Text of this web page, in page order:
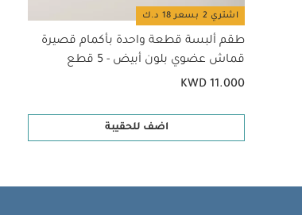
اشتري 2 بسعر 18 د.ك
طقم ألبسة قطعة واحدة بأكمام قصيرة
قماش عضوي بلون أبيض - 5 قطع
KWD 11.000
اضف للحقيبة